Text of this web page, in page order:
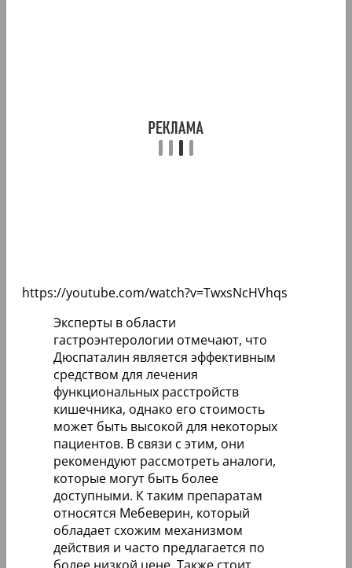
https://youtube.com/watch?v=TwxsNcHVhqs
Эксперты в области
гастроэнтерологии отмечают, что
Дюспаталин является эффективным
средством для лечения
функциональных расстройств
кишечника, однако его стоимость
может быть высокой для некоторых
пациентов. В связи с этим, они
рекомендуют рассмотреть аналоги,
которые могут быть более
доступными. К таким препаратам
относятся Мебеверин, который
обладает схожим механизмом
действия и часто предлагается по
более низкой цене. Также стоит